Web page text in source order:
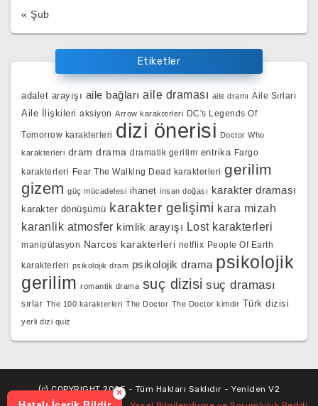
« Şub
Etiketler
adalet arayışı aile bağları aile draması aile dramı Aile Sırları
Aile İlişkileri aksiyon Arrow karakterleri DC's Legends Of
Tomorrow karakterleri dizi önerisi Doctor Who
karakterleri dram drama dramatik gerilim entrika Fargo
karakterleri Fear The Walking Dead karakterleri gerilim
gizem güç mücadelesi ihanet insan doğası karakter draması
karakter dönüşümü karakter gelişimi kara mizah
karanlik atmosfer kimlik arayışı Lost karakterleri
manipülasyon Narcos karakterleri netflix People Of Earth
karakterleri psikolojik dram psikolojik drama psikolojik
gerilim romantik drama suç dizisi suç draması
sırlar The 100 karakterleri The Doctor The Doctor kimdir Türk dizisi
yerli dizi quiz
(c) COPYRIGHT 2025 - Tüm Hakları Saklıdır - Yeniden V2
×